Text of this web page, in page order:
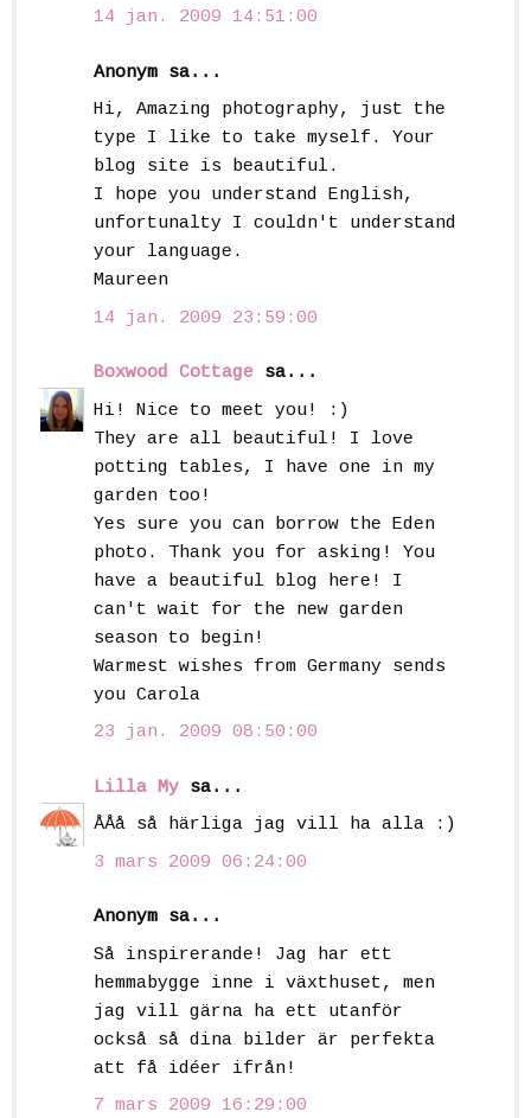
14 jan. 2009 14:51:00
Anonym sa...
Hi, Amazing photography, just the
type I like to take myself. Your
blog site is beautiful.
I hope you understand English,
unfortunalty I couldn't understand
your language.
Maureen
14 jan. 2009 23:59:00
Boxwood Cottage sa...
Hi! Nice to meet you! :)
They are all beautiful! I love
potting tables, I have one in my
garden too!
Yes sure you can borrow the Eden
photo. Thank you for asking! You
have a beautiful blog here! I
can't wait for the new garden
season to begin!
Warmest wishes from Germany sends
you Carola
23 jan. 2009 08:50:00
Lilla My sa...
ÅÅå så härliga jag vill ha alla :)
3 mars 2009 06:24:00
Anonym sa...
Så inspirerande! Jag har ett
hemmabygge inne i växthuset, men
jag vill gärna ha ett utanför
också så dina bilder är perfekta
att få idéer ifrån!
7 mars 2009 16:29:00